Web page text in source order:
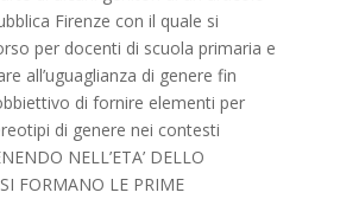
Firenze con il quale si
per docenti di scuola primaria e
all’uguaglianza di genere fin
di fornire elementi per
di genere nei contesti
NELL’ETA’ DELLO
FORMANO LE PRIME